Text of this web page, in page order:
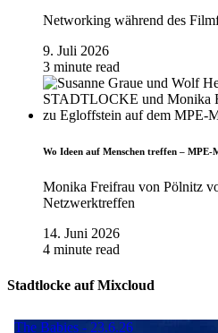
Networking während des
9. Juli 2026
3 minute read
Wo Ideen auf Menschen treffen – MPE-
Monika Freifrau von Pölnitz
Netzwerktreffen
14. Juni 2026
4 minute read
Stadtlocke auf Mixcloud